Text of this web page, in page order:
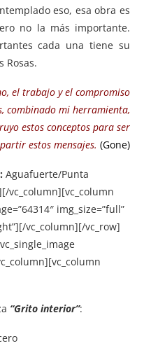
eso, esa obra es
no la más importante.
cada una tiene su
Rosas.
el trabajo y el compromiso
combinado mi herramienta,
estos conceptos para ser
estos mensajes. (Gone)
Aguafuerte/Punta
vc_column][vc_column
img_size=”full”
vc_column][/vc_row]
“Grito interior”: